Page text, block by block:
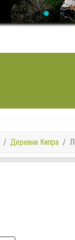
Деревни Кипра